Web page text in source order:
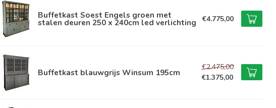
Buffetkast Soest Engels groen met
stalen deuren 250 x 240cm led verlichting €4.775,00
Buffetkast blauwgrijs Winsum 195cm
€2.475,00
€1.375,00